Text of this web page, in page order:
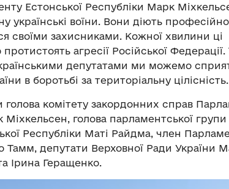
Естонської Республіки Марк
українські воїни. Вони діють професійно
своїми захисниками. Кожної хвилини ці
агресії Російської
депутатами ми можемо
в боротьбі за територіальну цілісність.
голова комітету закордонних справ
голова парламентської групи
Республіки Маті Райдма, член
депутати Верховної Ради України
Ірина Геращенко.